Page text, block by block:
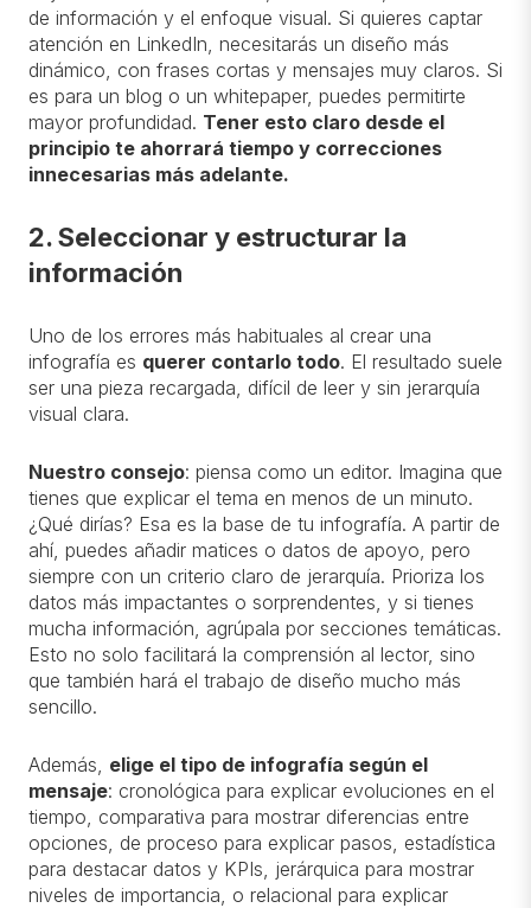
de información y el enfoque visual. Si quieres captar
atención en LinkedIn, necesitarás un diseño más
dinámico, con frases cortas y mensajes muy claros. Si
es para un blog o un whitepaper, puedes permitirte
mayor profundidad. Tener esto claro desde el
principio te ahorrará tiempo y correcciones
innecesarias más adelante.
2. Seleccionar y estructurar la
información
Uno de los errores más habituales al crear una
infografía es querer contarlo todo. El resultado suele
ser una pieza recargada, difícil de leer y sin jerarquía
visual clara.
Nuestro consejo: piensa como un editor. Imagina que
tienes que explicar el tema en menos de un minuto.
¿Qué dirías? Esa es la base de tu infografía. A partir de
ahí, puedes añadir matices o datos de apoyo, pero
siempre con un criterio claro de jerarquía. Prioriza los
datos más impactantes o sorprendentes, y si tienes
mucha información, agrúpala por secciones temáticas.
Esto no solo facilitará la comprensión al lector, sino
que también hará el trabajo de diseño mucho más
sencillo.
Además, elige el tipo de infografía según el
mensaje: cronológica para explicar evoluciones en el
tiempo, comparativa para mostrar diferencias entre
opciones, de proceso para explicar pasos, estadística
para destacar datos y KPIs, jerárquica para mostrar
niveles de importancia, o relacional para explicar